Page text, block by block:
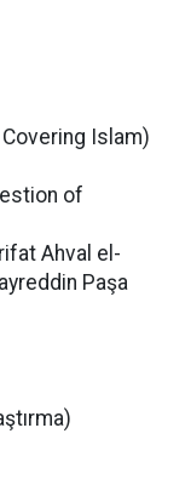
Covering Islam)
of
Ahval el-
Paşa